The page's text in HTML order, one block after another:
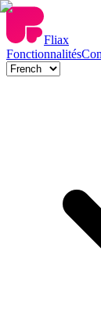
Fliax
Fonctionnalités